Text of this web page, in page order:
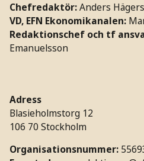
Chefredaktör:Anders
VD, EFN Ekonomikanalen:
Redaktionschef och tf
Emanuelsson
Adress
Blasieholmstorg 12
106 70 Stockholm
Organisationsnummer: